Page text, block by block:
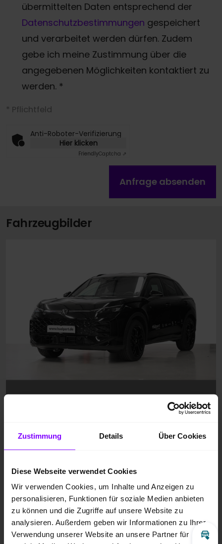
Zustimmung Details Über Cookies
Diese Webseite verwendet Cookies
Wir verwenden Cookies, um Inhalte und Anzeigen zu
personalisieren, Funktionen für soziale Medien anbieten
zu können und die Zugriffe auf unsere Website zu
analysieren. Außerdem geben wir Informationen zu Ihrer
Verwendung unserer Website an unsere Partner für
übermittelten Daten entsprechend der
Datenschutzbestimmungen gespeichert
und verarbeitet werden dürfen. Zudem
gebe ich meine Zustimmung über die
angegebenen Möglichkeiten kontaktiert zu
werden. *
* Pflichtfeld
Anti-Roboter-Verifizierung
Hier klicken
FriendlyCaptcha ⇗
Anfrage absenden
Fahrzeugbilder